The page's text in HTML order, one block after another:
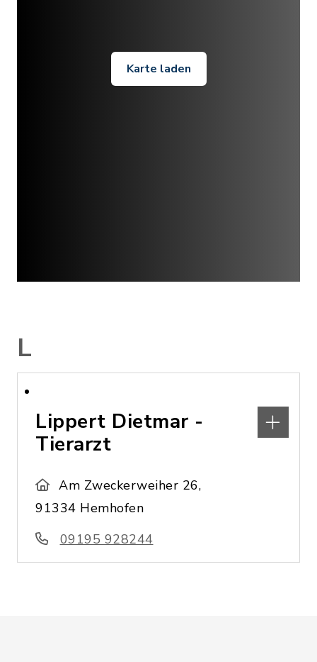
Karte laden
L
Lippert Dietmar -
Tierarzt
Am Zweckerweiher 26,
91334 Hemhofen
09195 928244